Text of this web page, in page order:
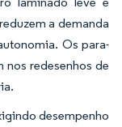
a demanda
Os para-
nos redesenhos de
desempenho